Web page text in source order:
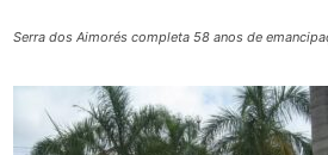
Serra dos Aimorés completa 58 anos de